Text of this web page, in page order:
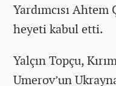
Yardımcısı
heyeti kabul etti.
Yalçın Topçu,
Umerov’un